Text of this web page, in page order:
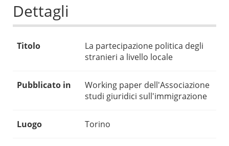
Dettagli
Titolo
La partecipazione politica degli
stranieri a livello locale
Pubblicato in
Working paper dell'Associazione
studi giuridici sull'immigrazione
Luogo Torino